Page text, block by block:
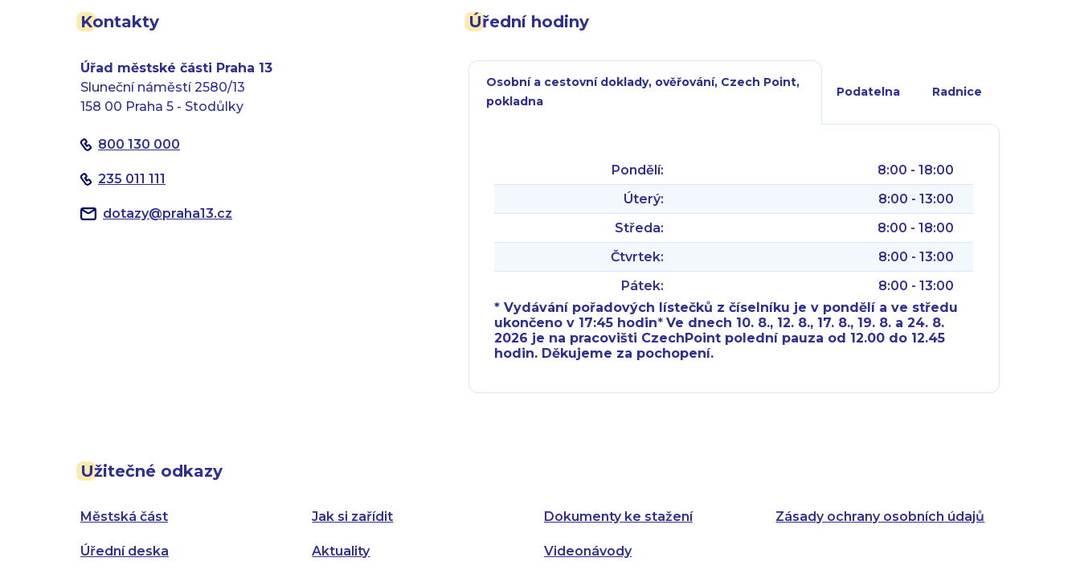
Kontakty
Úřad městské části Praha 13
Sluneční náměstí 2580/13
158 00 Praha 5 - Stodůlky
800 130 000
235 011 111
dotazy@praha13.cz
Užitečné odkazy
Městská část
Úřední deska
Jak si zařídit
Aktuality
Dokumenty ke stažení
Videonávody
Zásady ochrany osobních údajů
Úřední hodiny
Osobní a cestovní doklady, ověřování, Czech Point,
pokladna
Podatelna Radnice
Pondělí:
8:00 - 18:00
Úterý:
8:00 - 13:00
Středa:
8:00 - 18:00
Čtvrtek:
8:00 - 13:00
Pátek:
8:00 - 13:00
* Vydávání pořadových lístečků z číselníku je v pondělí a ve středu
ukončeno v 17:45 hodin*Ve dnech 10. 8., 12. 8., 17. 8., 19. 8. a 24. 8.
2026 je na pracovišti CzechPoint polední pauza od 12.00 do 12.45
hodin. Děkujeme za pochopení.
Pátek:
8:00 - 14:30